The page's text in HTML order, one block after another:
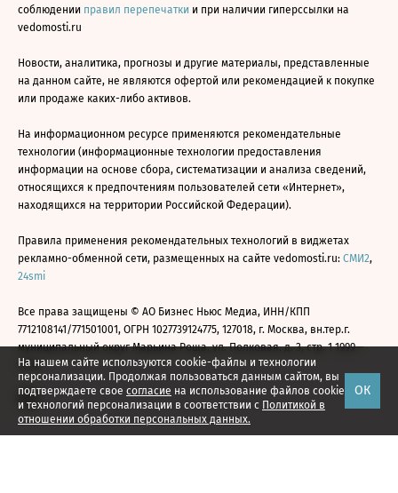
На нашем сайте используются cookie-файлы и технологии
персонализации. Продолжая пользоваться данным сайтом, вы
подтверждаете свое согласие на использование файлов cookie
и технологий персонализации в соответствии с Политикой в
отношении обработки персональных данных.
ОК
соблюдении правил перепечатки и при наличии гиперссылки на
vedomosti.ru
Новости, аналитика, прогнозы и другие материалы, представленные
на данном сайте, не являются офертой или рекомендацией к покупке
или продаже каких-либо активов.
На информационном ресурсе применяются рекомендательные
технологии (информационные технологии предоставления
информации на основе сбора, систематизации и анализа сведений,
относящихся к предпочтениям пользователей сети «Интернет»,
находящихся на территории Российской Федерации).
Правила применения рекомендательных технологий в виджетах
рекламно-обменной сети, размещенных на сайте vedomosti.ru: СМИ2,
24smi
Все права защищены © АО Бизнес Ньюс Медиа, ИНН/КПП
7712108141/771501001, ОГРН 1027739124775, 127018, г. Москва, вн.тер.г.
муниципальный округ Марьина Роща, ул. Полковая, д. 3, стр. 1 1999—
2026